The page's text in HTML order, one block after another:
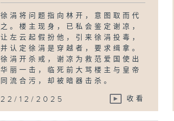
徐涓将问题指向林开，意图取而代
之。楼主现身，已私会鉴定谢凉，
让左云起假扮他，引来徐涓投毒，
并认定徐涓是穿越者，要求缉拿。
徐涓开杀戒，谢凉为救范爱国使出
华丽一击，临死前大骂楼主与皇帝
同流合污，却被暗器击杀。
22/12/2025 收看